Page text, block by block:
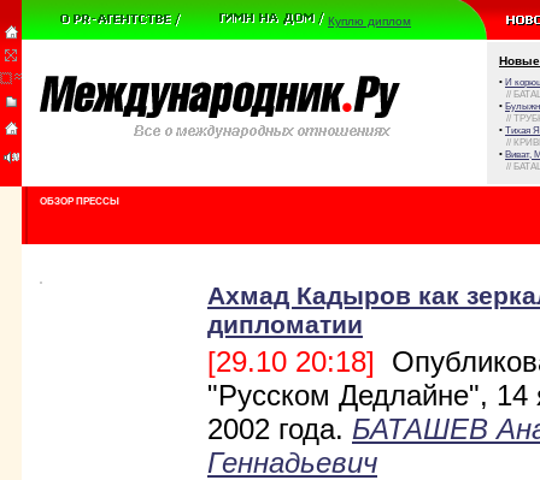
Куплю диплом
Новые
• И
//
•
//
• Тихая
//
• Виват,
//
ОБЗОР ПРЕССЫ
Ахмад Кадыров как
дипломатии
[29.10 20:18]
"Русском Дедлайне", 14
2002 года. БАТАШЕВ
Геннадьевич